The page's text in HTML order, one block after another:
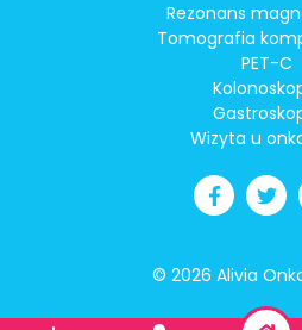
Rezonans
Tomografia
PET-C
Wizyta u
© 2026 Alivia